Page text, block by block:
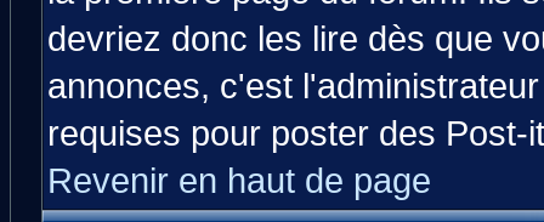
devriez donc les lire dès que
annonces, c'est
requises pour poster des Post-
Revenir en haut de page